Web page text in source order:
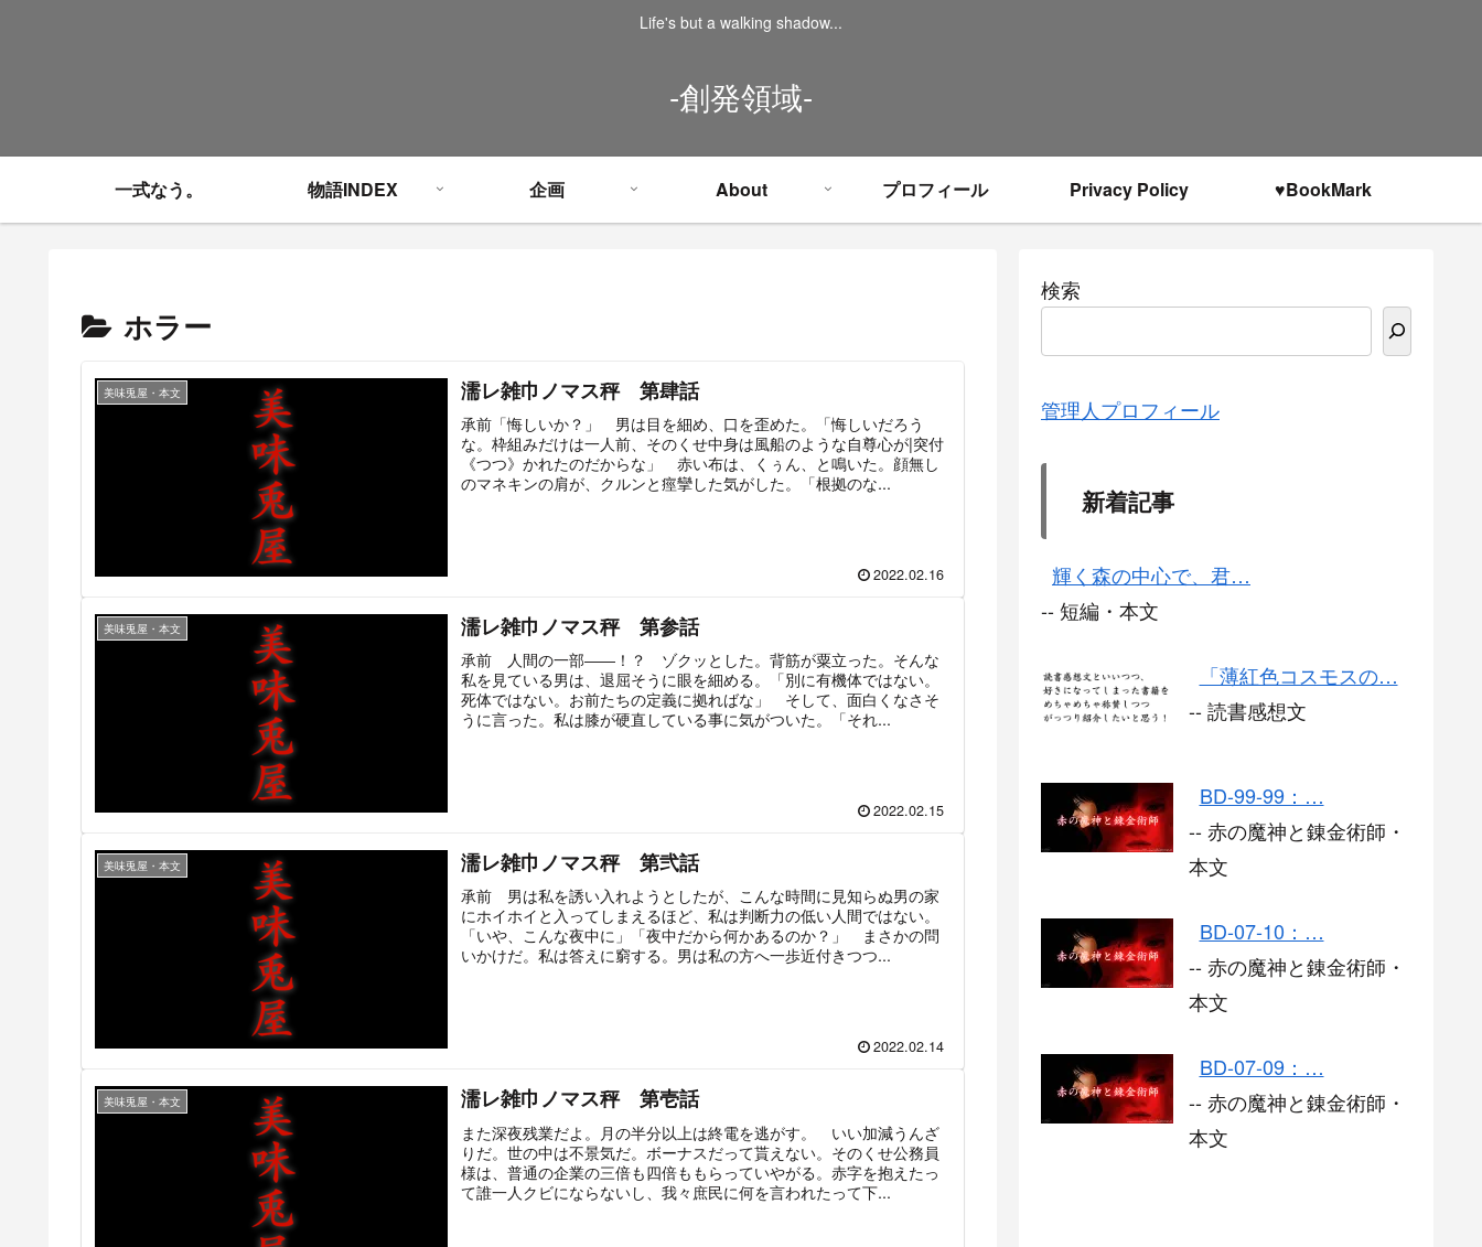
Life's but a walking shadow...
-創発領域-
一式なう。 物語INDEX 企画 About プロフィール Privacy Policy ♥BookMark
ホラー
美味兎屋・本文 濡レ雑巾ノマス秤 第肆話
承前「悔しいか？」 男は目を細め、口を歪めた。「悔しいだろう
な。枠組みだけは一人前、そのくせ中身は風船のような自尊心が|突付
《つつ》かれたのだからな」 赤い布は、くぅん、と鳴いた。顔無し
のマネキンの肩が、クルンと痙攣した気がした。「根拠のな...
2022.02.16
美味兎屋・本文 濡レ雑巾ノマス秤 第参話
承前 人間の一部――！？ ゾクッとした。背筋が粟立った。そんな
私を見ている男は、退屈そうに眼を細める。「別に有機体ではない。
死体ではない。お前たちの定義に拠ればな」 そして、面白くなさそ
うに言った。私は膝が硬直している事に気がついた。「それ...
2022.02.15
美味兎屋・本文 濡レ雑巾ノマス秤 第弐話
承前 男は私を誘い入れようとしたが、こんな時間に見知らぬ男の家
にホイホイと入ってしまえるほど、私は判断力の低い人間ではない。
「いや、こんな夜中に」「夜中だから何かあるのか？」 まさかの問
いかけだ。私は答えに窮する。男は私の方へ一歩近付きつつ...
2022.02.14
美味兎屋・本文 濡レ雑巾ノマス秤 第壱話
また深夜残業だよ。月の半分以上は終電を逃がす。 いい加減うんざ
りだ。世の中は不景気だ。ボーナスだって貰えない。そのくせ公務員
様は、普通の企業の三倍も四倍ももらっていやがる。赤字を抱えたっ
て誰一人クビにならないし、我々庶民に何を言われたって下...
検索
管理人プロフィール
新着記事
輝く森の中心で、君…
-- 短編・本文
「薄紅色コスモスの…
-- 読書感想文
BD-99-99：…
-- 赤の魔神と錬金術師・
本文
BD-07-10：…
-- 赤の魔神と錬金術師・
本文
BD-07-09：…
-- 赤の魔神と錬金術師・
本文